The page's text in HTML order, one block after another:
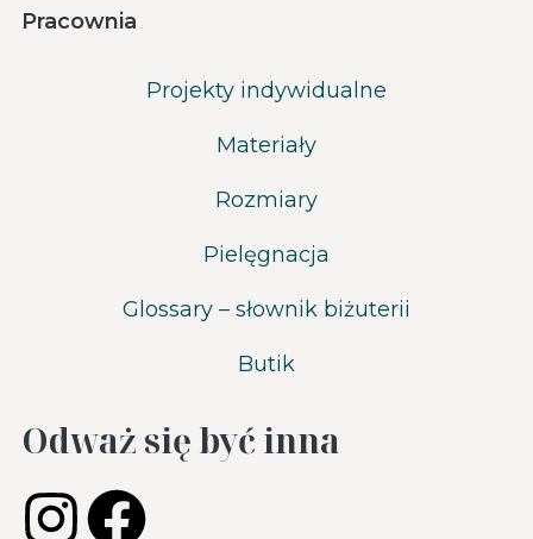
Pracownia
Projekty indywidualne
Materiały
Rozmiary
Pielęgnacja
Glossary – słownik biżuterii
Butik
Odważ się być inna